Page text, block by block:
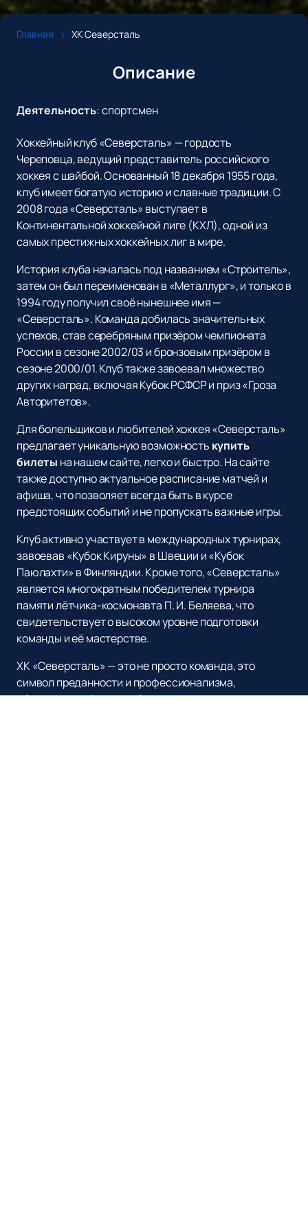
Главная ХК Северсталь
Описание
Деятельность:спортсмен
Хоккейный клуб «Северсталь» — гордость
Череповца, ведущий представитель российского
хоккея с шайбой. Основанный 18 декабря 1955 года,
клуб имеет богатую историю и славные традиции. С
2008 года «Северсталь» выступает в
Континентальной хоккейной лиге (КХЛ), одной из
самых престижных хоккейных лиг в мире.
История клуба началась под названием «Строитель»,
затем он был переименован в «Металлург», и только в
1994 году получил своё нынешнее имя —
«Северсталь». Команда добилась значительных
успехов, став серебряным призёром чемпионата
России в сезоне 2002/03 и бронзовым призёром в
сезоне 2000/01. Клуб также завоевал множество
других наград, включая Кубок РСФСР и приз «Гроза
Авторитетов».
Для болельщиков и любителей хоккея «Северсталь»
предлагает уникальную возможность купить
билеты на нашем сайте, легко и быстро. На сайте
также доступно актуальное расписание матчей и
афиша, что позволяет всегда быть в курсе
предстоящих событий и не пропускать важные игры.
Клуб активно участвует в международных турнирах,
завоевав «Кубок Кируны» в Швеции и «Кубок
Паюлахти» в Финляндии. Кроме того, «Северсталь»
является многократным победителем турнира
памяти лётчика-космонавта П. И. Беляева, что
свидетельствует о высоком уровне подготовки
команды и её мастерстве.
ХК «Северсталь» — это не просто команда, это
символ преданности и профессионализма,
объединяющий тысячи болельщиков по всему миру.